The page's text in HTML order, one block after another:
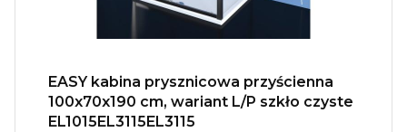
EASY kabina prysznicowa przyścienna
100x70x190 cm, wariant L/P szkło czyste
EL1015EL3115EL3115